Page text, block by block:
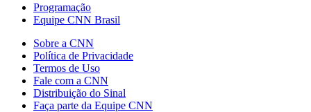
Programação
Equipe CNN Brasil
Sobre a CNN
Política de Privacidade
Termos de Uso
Fale com a CNN
Distribuição do Sinal
Faça parte da Equipe CNN